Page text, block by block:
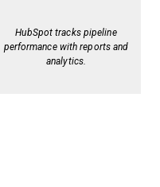
HubSpot tracks pipeline
performance with reports and
analytics.